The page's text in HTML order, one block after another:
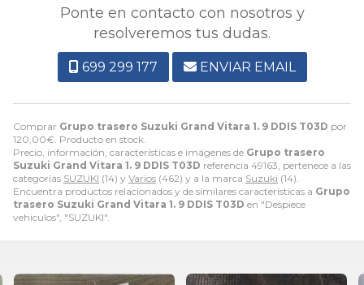
Comprar Grupo trasero Suzuki Grand Vitara 1. 9 DDIS T03D por
120,00€ . Producto en stock.
Precio, información, características e imágenes de Grupo trasero
Suzuki Grand Vitara 1. 9 DDIS T03D referencia 49163, pertenece a las
categorías SUZUKI (14) y Varios (462) y a la marca Suzuki (14).
Encuentra productos relacionados y de similares características a Grupo
trasero Suzuki Grand Vitara 1. 9 DDIS T03D en "Despiece
vehiculos", "SUZUKI".
Ponte en contacto con nosotros y
resolveremos tus dudas.
699 299 177 ENVIAR EMAIL